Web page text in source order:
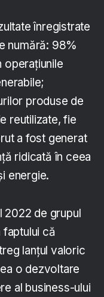
înregistrate
numără: 98%
operațiunile
produse de
reutilizate, fie
a fost generat
ridicată în ceea
energie.
2022 de grupul
că
lanțul valoric
o dezvoltare
al business-ului